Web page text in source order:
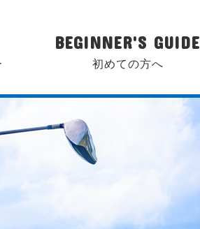
BEGINNER'S GUIDE
初めての方へ